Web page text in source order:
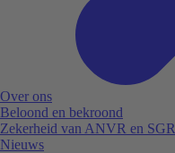
Over ons
Beloond en bekroond
Zekerheid van ANVR en SGR
Nieuws